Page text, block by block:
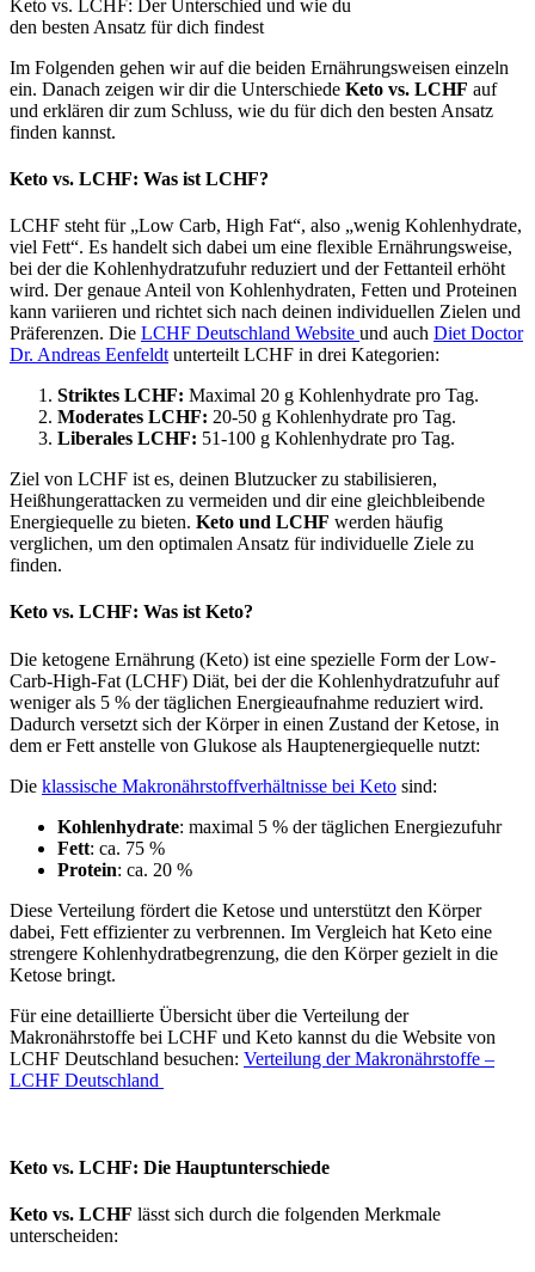
Keto vs. LCHF: Der Unterschied und wie du
den besten Ansatz für dich findest
Im Folgenden gehen wir auf die beiden Ernährungsweisen einzeln
ein. Danach zeigen wir dir die Unterschiede Keto vs. LCHF auf
und erklären dir zum Schluss, wie du für dich den besten Ansatz
finden kannst.
Keto vs. LCHF: Was ist LCHF?
LCHF steht für „Low Carb, High Fat“, also „wenig Kohlenhydrate,
viel Fett“. Es handelt sich dabei um eine flexible Ernährungsweise,
bei der die Kohlenhydratzufuhr reduziert und der Fettanteil erhöht
wird. Der genaue Anteil von Kohlenhydraten, Fetten und Proteinen
kann variieren und richtet sich nach deinen individuellen Zielen und
Präferenzen. Die LCHF Deutschland Website und auch Diet Doctor
Dr. Andreas Eenfeldt unterteilt LCHF in drei Kategorien:
Striktes LCHF: Maximal 20 g Kohlenhydrate pro Tag.
Moderates LCHF: 20-50 g Kohlenhydrate pro Tag.
Liberales LCHF: 51-100 g Kohlenhydrate pro Tag.
Ziel von LCHF ist es, deinen Blutzucker zu stabilisieren,
Heißhungerattacken zu vermeiden und dir eine gleichbleibende
Energiequelle zu bieten. Keto und LCHF werden häufig
verglichen, um den optimalen Ansatz für individuelle Ziele zu
finden.
Keto vs. LCHF: Was ist Keto?
Die ketogene Ernährung (Keto) ist eine spezielle Form der Low-
Carb-High-Fat (LCHF) Diät, bei der die Kohlenhydratzufuhr auf
weniger als 5 % der täglichen Energieaufnahme reduziert wird.
Dadurch versetzt sich der Körper in einen Zustand der Ketose, in
dem er Fett anstelle von Glukose als Hauptenergiequelle nutzt:
Die klassische Makronährstoffverhältnisse bei Keto sind:
Kohlenhydrate: maximal 5 % der täglichen Energiezufuhr
Fett: ca. 75 %
Protein: ca. 20 %
Diese Verteilung fördert die Ketose und unterstützt den Körper
dabei, Fett effizienter zu verbrennen. Im Vergleich hat Keto eine
strengere Kohlenhydratbegrenzung, die den Körper gezielt in die
Ketose bringt.
Für eine detaillierte Übersicht über die Verteilung der
Makronährstoffe bei LCHF und Keto kannst du die Website von
LCHF Deutschland besuchen: Verteilung der Makronährstoffe –
LCHF Deutschland
Keto vs. LCHF: Die Hauptunterschiede
Keto vs. LCHF lässt sich durch die folgenden Merkmale
unterscheiden: